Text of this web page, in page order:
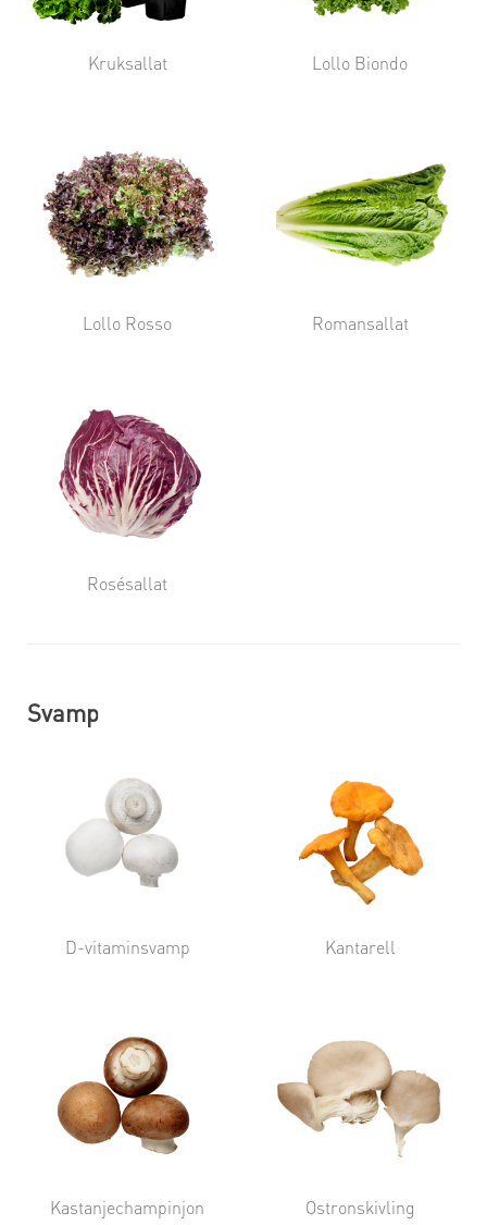
Kruksallat Lollo Biondo
Lollo Rosso Romansallat
Rosésallat
Svamp
D-vitaminsvamp Kantarell
Kastanjechampinjon Ostronskivling